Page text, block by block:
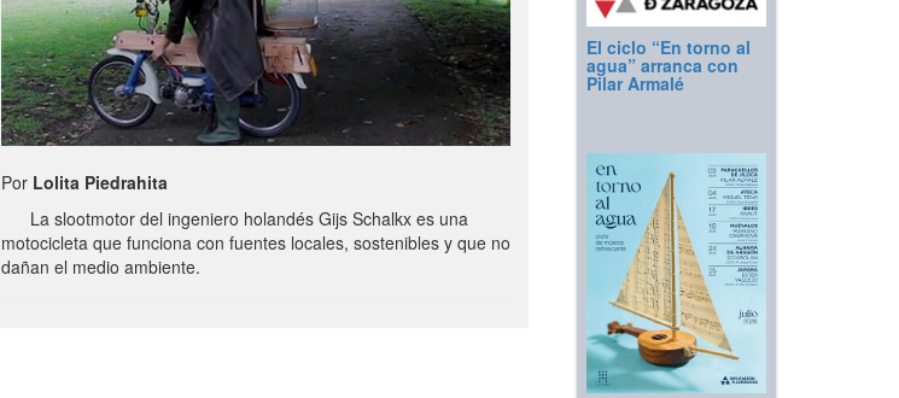
Por Lolita Piedrahita
La slootmotor del ingeniero holandés Gijs Schalkx es una
motocicleta que funciona con fuentes locales, sostenibles y que no
dañan el medio ambiente.
El ciclo “En torno al
agua” arranca con
Pilar Armalé